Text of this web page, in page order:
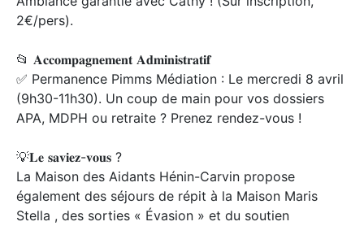
2€/pers).
📂 𝐀𝐜𝐜𝐨𝐦𝐩𝐚𝐠𝐧𝐞𝐦𝐞𝐧𝐭 𝐀𝐝𝐦𝐢𝐧𝐢𝐬𝐭𝐫𝐚𝐭𝐢𝐟
✅ Permanence Pimms Médiation : Le mercredi 8 avril
(9h30-11h30). Un coup de main pour vos dossiers
APA, MDPH ou retraite ? Prenez rendez-vous !
💡𝐋𝐞 𝐬𝐚𝐯𝐢𝐞𝐳-𝐯𝐨𝐮𝐬 ?
La Maison des Aidants Hénin-Carvin propose
également des séjours de répit à la Maison Maris
Stella , des sorties « Évasion » et du soutien